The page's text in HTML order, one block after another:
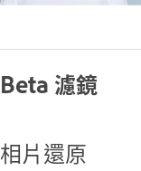
Beta 濾鏡
相片還原